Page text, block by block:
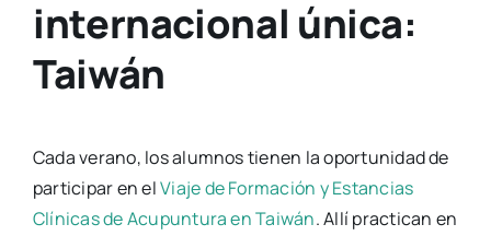
internacional única:
Taiwán
Cada verano, los alumnos tienen la oportunidad de
participar en elViaje de Formación y Estancias
Clínicas de Acupuntura en Taiwán. Allí practican en